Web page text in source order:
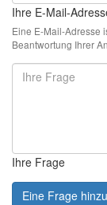
Ihre E-Mail-
Eine E-Mail-Adresse
Beantwortung Ihrer
Ihre Frage
Eine Frage